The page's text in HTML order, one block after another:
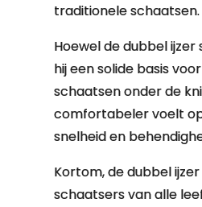
traditionele schaatsen.
Hoewel de dubbel
hij een solide basis
schaatsen onder de
comfortabeler voelt
snelheid en
Kortom, de dubbel
schaatsers van alle